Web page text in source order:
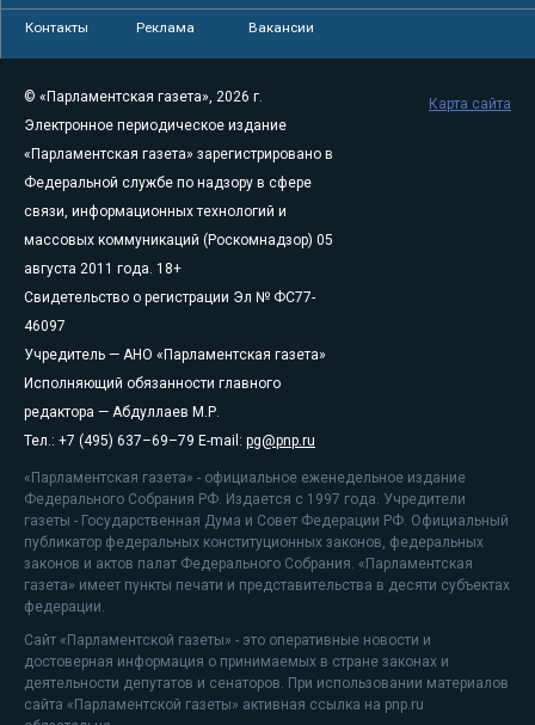
Контакты Реклама Вакансии
© «Парламентская газета», 2026 г.
Электронное периодическое издание
«Парламентская газета» зарегистрировано в
Федеральной службе по надзору в сфере
связи, информационных технологий и
массовых коммуникаций (Роскомнадзор) 05
августа 2011 года. 18+
Свидетельство о регистрации Эл № ФС77-
46097
Учредитель — АНО «Парламентская газета»
Исполняющий обязанности главного
редактора — Абдуллаев М.Р.
Тел.: +7 (495) 637–69–79 E-mail: pg@pnp.ru
«Парламентская газета» - официальное еженедельное издание
Федерального Собрания РФ. Издается с 1997 года. Учредители
газеты - Государственная Дума и Совет Федерации РФ. Официальный
публикатор федеральных конституционных законов, федеральных
законов и актов палат Федерального Собрания. «Парламентская
газета» имеет пункты печати и представительства в десяти субъектах
федерации.
Сайт «Парламентской газеты» - это оперативные новости и
достоверная информация о принимаемых в стране законах и
деятельности депутатов и сенаторов. При использовании материалов
сайта «Парламентской газеты» активная ссылка на pnp.ru
Карта сайта